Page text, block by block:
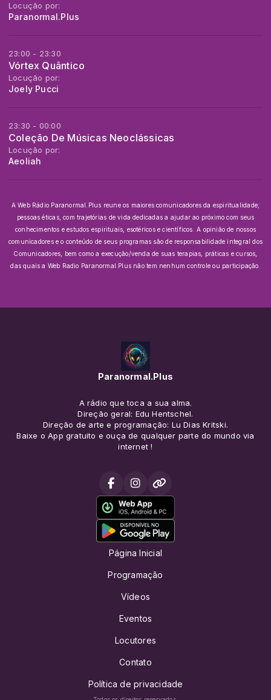
Locução por:
Paranormal.Plus
23:00 - 23:30
Vórtex Quântico
Locução por:
Joely Pucci
23:30 - 00:00
Coleção De Músicas Neoclássicas
Locução por:
Aeoliah
A Web Rádio Paranormal.Plus reune os maiores comunicadores da espiritualidade;
pessoas éticas, com trajetórias de vida dedicadas a ajudar ao próximo com seus
conhecimentos e estudos espirituais, esotéricos e científicos.A opinião de nossos
comunicadores e o conteúdo de seus programas são de responsabilidade integral dos
Comunicadores, bem como a execução/venda de suas terapias, práticas e cursos,
das quais a Web Radio Paranormal.Plus não tem nenhum controle ou participação.
Paranormal.Plus
A rádio que toca a sua alma.
Direção geral: Edu Hentschel.
Direção de arte e programação: Lu Dias Kritski.
Baixe o App gratuito e ouça de qualquer parte do mundo via
internet !
Página Inicial
Programação
Vídeos
Eventos
Locutores
Contato
Política de privacidade